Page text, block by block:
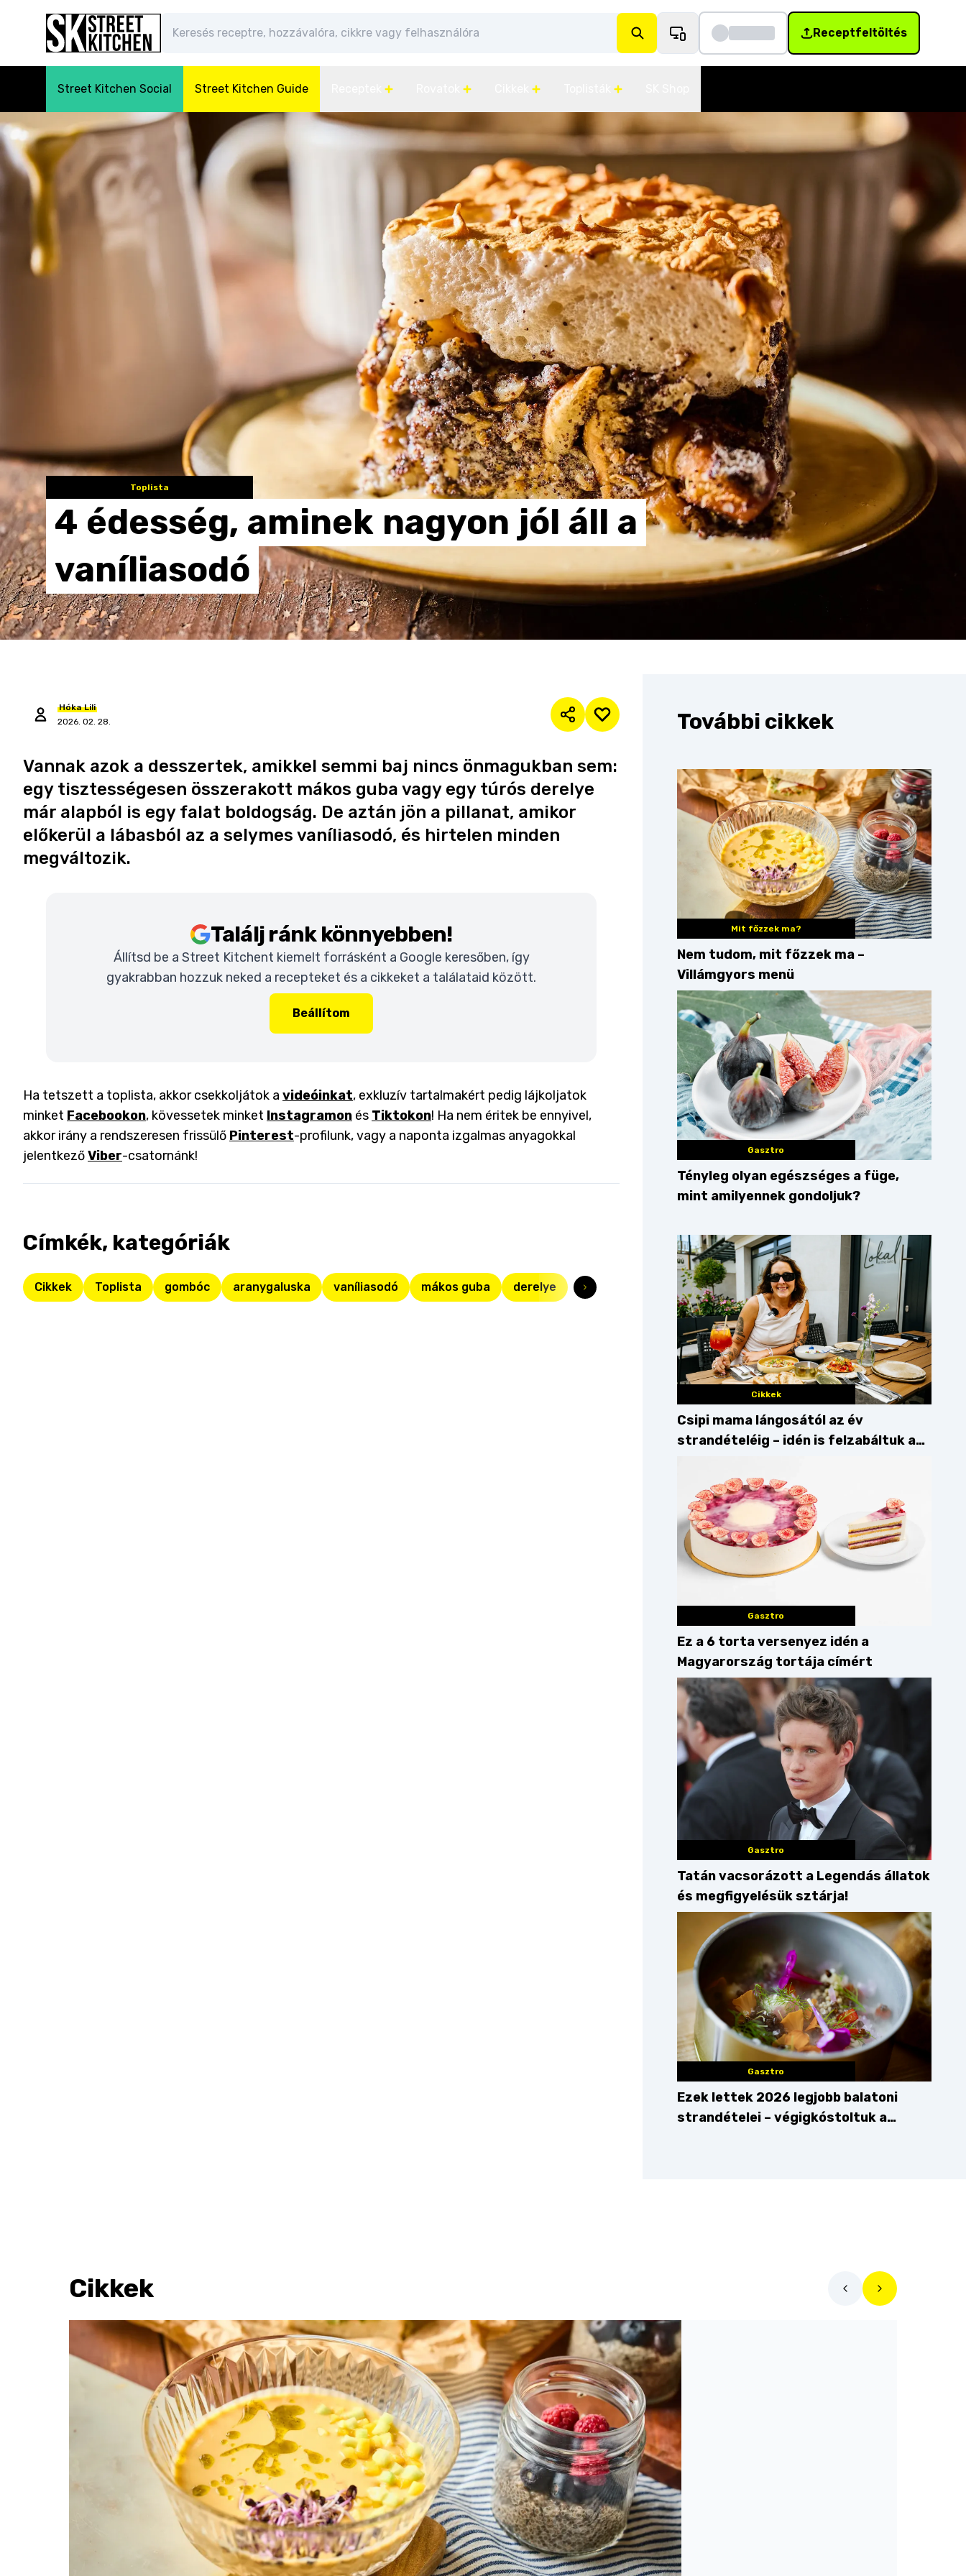
Receptfeltöltés
Street Kitchen Social Street Kitchen Guide
Toplista
4 édesség, aminek nagyon jól áll a
vaníliasodó
Hóka Lili
2026. 02. 28.
Vannak azok a desszertek, amikkel semmi baj nincs önmagukban sem:
egy tisztességesen összerakott mákos guba vagy egy túrós derelye
már alapból is egy falat boldogság. De aztán jön a pillanat, amikor
előkerül a lábasból az a selymes vaníliasodó, és hirtelen minden
megváltozik.
Találj ránk könnyebben!
Állítsd be a Street Kitchent kiemelt forrásként a Google keresőben, így
gyakrabban hozzuk neked a recepteket és a cikkeket a találataid között.
Beállítom
Ha tetszett a toplista, akkor csekkoljátok a videóinkat, exkluzív tartalmakért pedig lájkoljatok
minket Facebookon, kövessetek minket Instagramon és Tiktokon! Ha nem éritek be ennyivel,
akkor irány a rendszeresen frissülő Pinterest-profilunk, vagy a naponta izgalmas anyagokkal
jelentkezőViber-csatornánk!
Címkék, kategóriák
Cikkek Toplista gombóc aranygaluska vaníliasodó mákos guba derelye
További cikkek
Mit főzzek ma?
Nem tudom, mit főzzek ma –
Villámgyors menü
Gasztro
Tényleg olyan egészséges a füge,
mint amilyennek gondoljuk?
Cikkek
Csipi mama lángosától az év
strandételéig – idén is felzabáltuk a
Gasztro
Ez a 6 torta versenyez idén a
Magyarország tortája címért
Gasztro
Tatán vacsorázott a Legendás állatok
és megfigyelésük sztárja!
Gasztro
Ezek lettek 2026 legjobb balatoni
strandételei – végigkóstoltuk a
Cikkek